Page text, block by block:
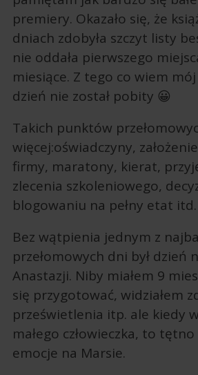
premiery. Okazało się, że
dniach zdobyła szczyt listy
nie oddała pierwszego
miesiące. Z tego co wiem
dzień nie został pobity 😀
Takich punktów
więcej:oświadczyny, założenie
firmy, maratony, kierat,
zlecenia szkoleniowego,
blogowaniu na pełny etat itd.
Bez wątpienia jednym z
przełomowych dni był dzień
Anastazji. Niby miałem 9
się przygotować, widziałem
prześwietlenia itp. ale kiedy
małego człowieczka, to
emocje na Marsie.